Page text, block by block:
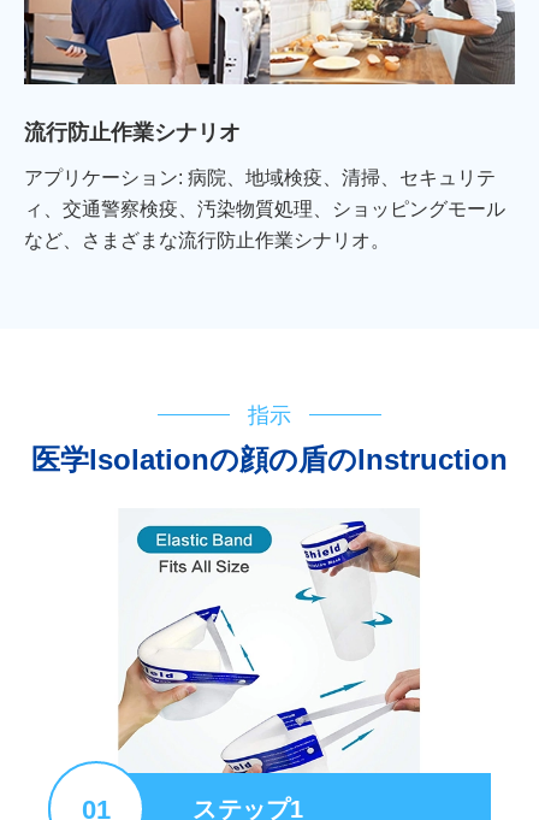
流行防止作業シナリオ
アプリケーション: 病院、地域検疫、清掃、セキュリテ
ィ、交通警察検疫、汚染物質処理、ショッピングモール
など、さまざまな流行防止作業シナリオ。
指示
医学lsolationの顔の盾のlnstruction
01 ステップ1